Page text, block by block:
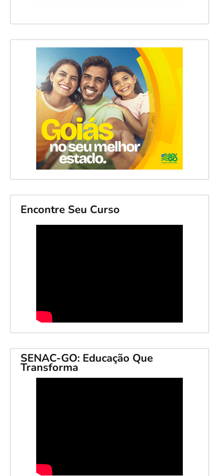
Encontre Seu Curso
SENAC-GO: Educação Que
Transforma